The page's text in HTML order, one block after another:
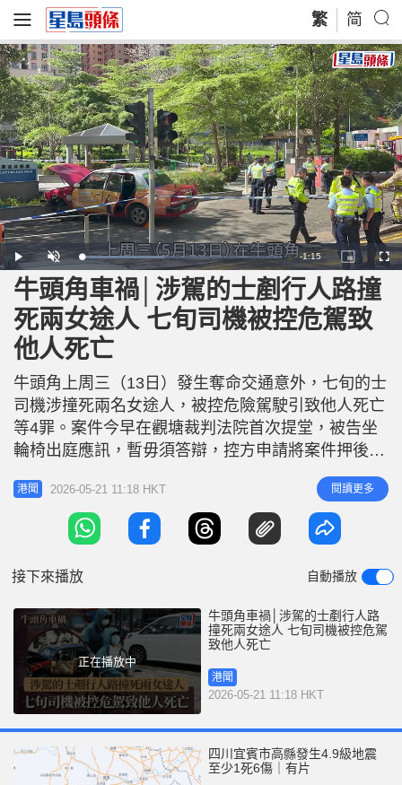
繁 简
P
l
a
y
U
n
m
u
t
e
L
o
a
d
e
d
:
4
R
e
m
n
i
n
-1:15
P
i
c
t
u
r
e
-
i
c
t
e
F
u
牛頭角車禍│涉駕的士剷行人路撞
死兩女途人 七旬司機被控危駕致
他人死亡
牛頭角上周三（13日）發生奪命交通意外，七旬的士
司機涉撞死兩名女途人，被控危險駕駛引致他人死亡
等4罪。案件今早在觀塘裁判法院首次提堂，被告坐
輪椅出庭應訊，暫毋須答辯，控方申請將案件押後至
8月13日再訊，待警方進一步調查，獲署理主任裁判
官鍾明新批准，期間被告准以5萬元保釋，另須交出
駕駛執照、不得離開香港及每周到警署報到一次。
被告今早坐輪椅、戴上醫用胸部固定器出庭應訊，辯
港聞 2026-05-21 11:18 HKT 閱讀更多
接下來播放 自動播放
正在播放中
牛頭角車禍│涉駕的士剷行人路
撞死兩女途人 七旬司機被控危駕
致他人死亡
港聞
2026-05-21 11:18 HKT
四川宜賓市高縣發生4.9級地震
至少1死6傷｜有片